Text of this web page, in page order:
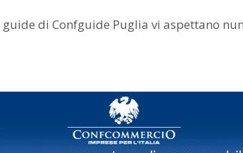
guide di Confguide Puglia vi aspettano